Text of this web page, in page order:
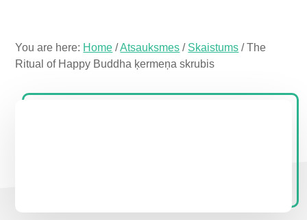
You are here: Home /Atsauksmes / Skaistums /The
Ritual of Happy Buddha ķermeņa skrubis